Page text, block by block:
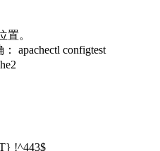
置。
apachectl configtest
!^443$